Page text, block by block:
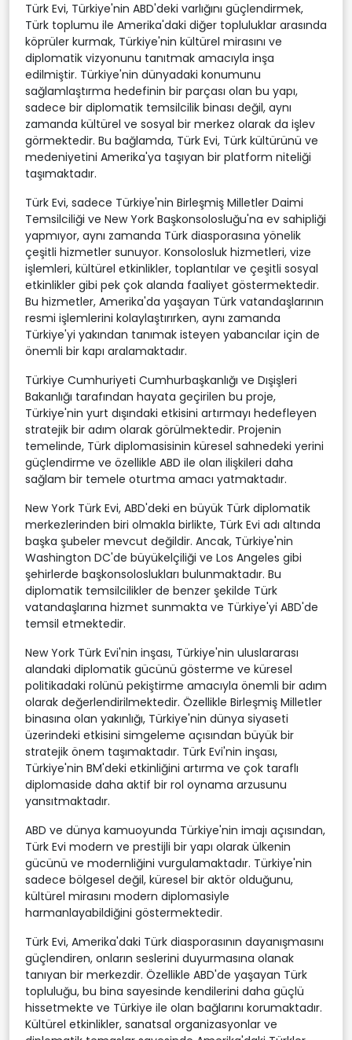
Türk Evi, Türkiye'nin ABD'deki varlığını güçlendirmek,
Türk toplumu ile Amerika'daki diğer topluluklar arasında
köprüler kurmak, Türkiye'nin kültürel mirasını ve
diplomatik vizyonunu tanıtmak amacıyla inşa
edilmiştir. Türkiye'nin dünyadaki konumunu
sağlamlaştırma hedefinin bir parçası olan bu yapı,
sadece bir diplomatik temsilcilik binası değil, aynı
zamanda kültürel ve sosyal bir merkez olarak da işlev
görmektedir. Bu bağlamda, Türk Evi, Türk kültürünü ve
medeniyetini Amerika'ya taşıyan bir platform niteliği
taşımaktadır.
Türk Evi, sadece Türkiye'nin Birleşmiş Milletler Daimi
Temsilciliği ve New York Başkonsolosluğu'na ev sahipliği
yapmıyor, aynı zamanda Türk diasporasına yönelik
çeşitli hizmetler sunuyor. Konsolosluk hizmetleri, vize
işlemleri, kültürel etkinlikler, toplantılar ve çeşitli sosyal
etkinlikler gibi pek çok alanda faaliyet göstermektedir.
Bu hizmetler, Amerika'da yaşayan Türk vatandaşlarının
resmi işlemlerini kolaylaştırırken, aynı zamanda
Türkiye'yi yakından tanımak isteyen yabancılar için de
önemli bir kapı aralamaktadır.
Türkiye Cumhuriyeti Cumhurbaşkanlığı ve Dışişleri
Bakanlığı tarafından hayata geçirilen bu proje,
Türkiye'nin yurt dışındaki etkisini artırmayı hedefleyen
stratejik bir adım olarak görülmektedir. Projenin
temelinde, Türk diplomasisinin küresel sahnedeki yerini
güçlendirme ve özellikle ABD ile olan ilişkileri daha
sağlam bir temele oturtma amacı yatmaktadır.
New York Türk Evi, ABD'deki en büyük Türk diplomatik
merkezlerinden biri olmakla birlikte, Türk Evi adı altında
başka şubeler mevcut değildir. Ancak, Türkiye'nin
Washington DC'de büyükelçiliği ve Los Angeles gibi
şehirlerde başkonsoloslukları bulunmaktadır. Bu
diplomatik temsilcilikler de benzer şekilde Türk
vatandaşlarına hizmet sunmakta ve Türkiye'yi ABD'de
temsil etmektedir.
New York Türk Evi'nin inşası, Türkiye'nin uluslararası
alandaki diplomatik gücünü gösterme ve küresel
politikadaki rolünü pekiştirme amacıyla önemli bir adım
olarak değerlendirilmektedir. Özellikle Birleşmiş Milletler
binasına olan yakınlığı, Türkiye'nin dünya siyaseti
üzerindeki etkisini simgeleme açısından büyük bir
stratejik önem taşımaktadır. Türk Evi'nin inşası,
Türkiye'nin BM'deki etkinliğini artırma ve çok taraflı
diplomaside daha aktif bir rol oynama arzusunu
yansıtmaktadır.
ABD ve dünya kamuoyunda Türkiye'nin imajı açısından,
Türk Evi modern ve prestijli bir yapı olarak ülkenin
gücünü ve modernliğini vurgulamaktadır. Türkiye'nin
sadece bölgesel değil, küresel bir aktör olduğunu,
kültürel mirasını modern diplomasiyle
harmanlayabildiğini göstermektedir.
Türk Evi, Amerika'daki Türk diasporasının dayanışmasını
güçlendiren, onların seslerini duyurmasına olanak
tanıyan bir merkezdir. Özellikle ABD'de yaşayan Türk
topluluğu, bu bina sayesinde kendilerini daha güçlü
hissetmekte ve Türkiye ile olan bağlarını korumaktadır.
Kültürel etkinlikler, sanatsal organizasyonlar ve